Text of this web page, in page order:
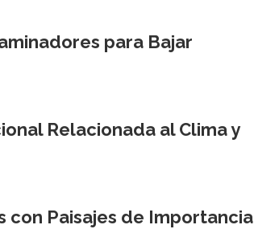
para Bajar
Relacionada al Clima y
con Paisajes de Importancia